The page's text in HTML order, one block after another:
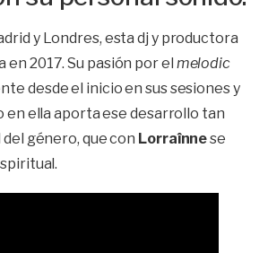
y Londres, esta dj y productora
en 2017. Su pasión por el melodic
desde el inicio en sus sesiones y
en ella aporta ese desarrollo tan
género, que con Lorraînnese